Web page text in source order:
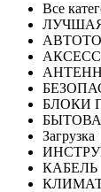
Все
БЛОКИ
Загрузка
КАБЕЛЬ